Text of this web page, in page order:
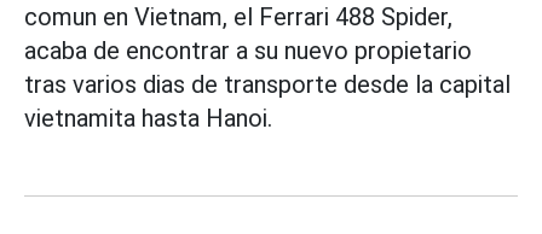
comun en Vietnam, el Ferrari 488 Spider,
acaba de encontrar a su nuevo propietario
tras varios dias de transporte desde la capital
vietnamita hasta Hanoi.